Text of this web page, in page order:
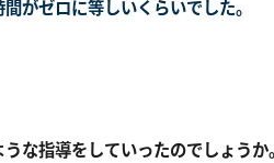
がゼロに等しいくらいでした。
な指導をしていったのでしょうか。